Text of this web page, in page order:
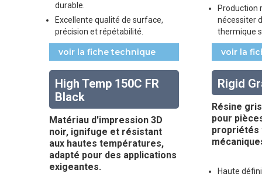
durable.
Excellente qualité de surface,
précision et répétabilité.
voir la fiche technique
Production
nécessiter
thermique
voir la
High Temp 150C FR
Black
Matériau d'impression 3D
noir, ignifuge et résistant
aux hautes températures,
adapté pour des applications
exigeantes.
Rigid
Résine
pour
propriétés
Haute